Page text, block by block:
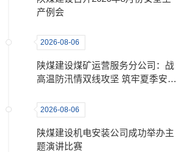
产例会
2026-08-06
陕煤建设煤矿运营服务分公司：战
高温防汛情双线攻坚 筑牢夏季安全
2026-08-06
陕煤建设机电安装公司成功举办主
题演讲比赛